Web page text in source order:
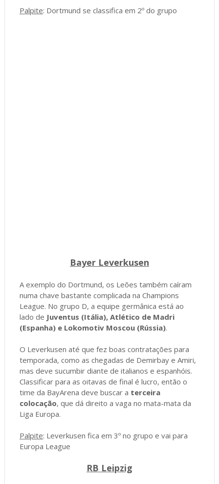
Palpite: Dortmund se classifica em 2º do grupo
Bayer Leverkusen
A exemplo do Dortmund, os Leões também caíram
numa chave bastante complicada na Champions
League. No grupo D, a equipe germânica está ao
lado de Juventus (Itália), Atlético de Madri
(Espanha) e Lokomotiv Moscou (Rússia).
O Leverkusen até que fez boas contratações para
temporada, como as chegadas de Demirbay e Amiri,
mas deve sucumbir diante de italianos e espanhóis.
Classificar para as oitavas de final é lucro, então o
time da BayArena deve buscar a terceira
colocação, que dá direito a vaga no mata-mata da
Liga Europa.
Palpite: Leverkusen fica em 3º no grupo e vai para
Europa League
RB Leipzig